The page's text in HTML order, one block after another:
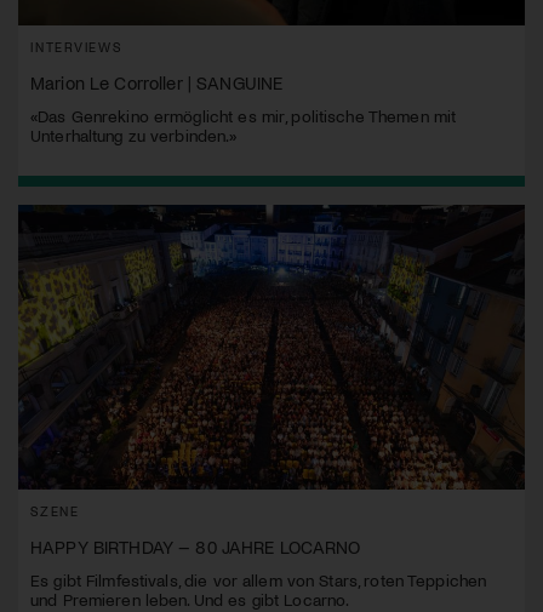
INTERVIEWS
Marion Le Corroller | SANGUINE
«Das Genrekino ermöglicht es mir, politische Themen mit
Unterhaltung zu verbinden.»
SZENE
HAPPY BIRTHDAY – 80 JAHRE LOCARNO
Es gibt Filmfestivals, die vor allem von Stars, roten Teppichen
und Premieren leben. Und es gibt Locarno.